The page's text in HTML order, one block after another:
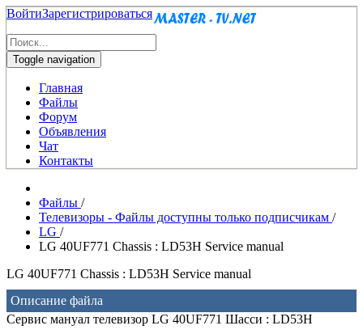
ВойтиЗарегистрироваться
Toggle navigation
Главная
Файлы
Форум
Объявления
Чат
Контакты
Файлы /
Телевизоры - Файлы доступны только подписчикам /
LG /
LG 40UF771 Chassis : LD53H Service manual
LG 40UF771 Chassis : LD53H Service manual
Описание файла
Сервис мануал телевизор LG 40UF771 Шасси : LD53H